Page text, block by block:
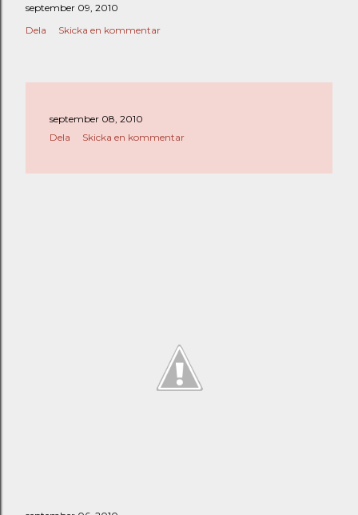
september 09, 2010
Dela
Skicka en kommentar
september 08, 2010
Dela
Skicka en kommentar